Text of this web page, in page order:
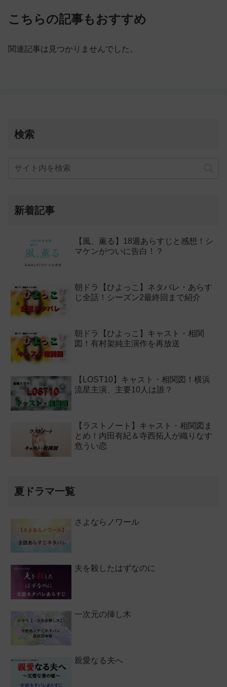
こちらの記事もおすすめ
関連記事は見つかりませんでした。
検索
新着記事
【風、薫る】18週あらすじと感想！シ
マケンがついに告白！？
朝ドラ【ひよっこ】ネタバレ・あらす
じ全話！シーズン2最終回まで紹介
朝ドラ【ひよっこ】キャスト・相関
図！有村架純主演作を再放送
【LOST10】キャスト・相関図！横浜
流星主演、主要10人は誰？
【ラストノート】キャスト・相関図ま
とめ！内田有紀＆寺西拓人が織りなす
危うい恋
夏ドラマ一覧
さよならノワール
夫を殺したはずなのに
一次元の挿し木
親愛なる夫へ